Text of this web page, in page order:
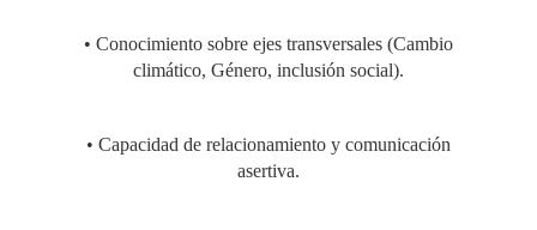
FORTALECIMIENTO
RURALES, CON
• Conocimiento sobre ejes transversales (Cambio
climático, Género, inclusión social).
• Capacidad de relacionamiento y comunicación
asertiva.